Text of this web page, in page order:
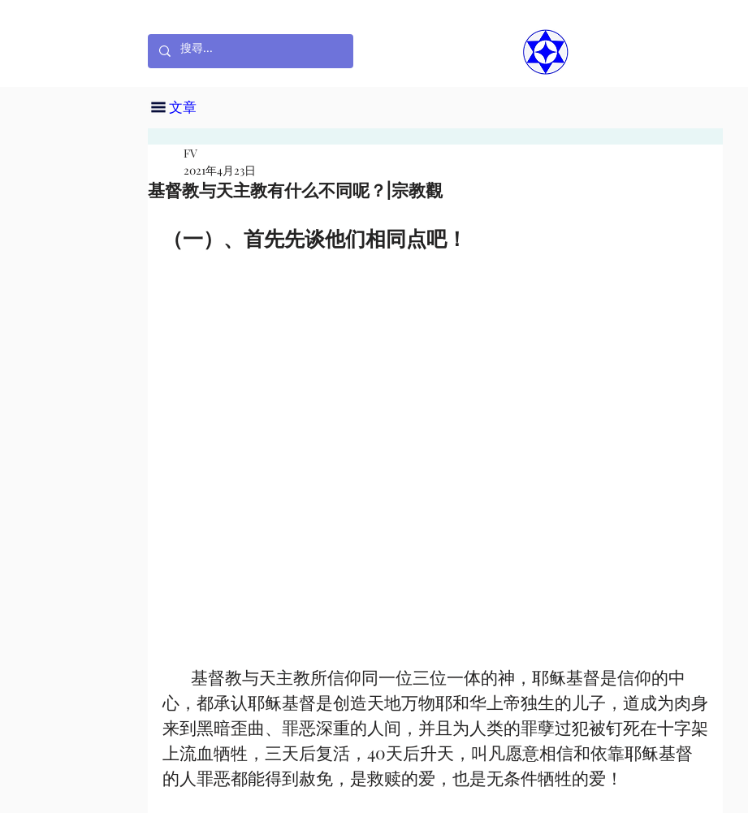
文章
基督教与天主教有什么不同呢？|宗教觀
FV
2021年4月23日
（一）、首先先谈他们相同点吧！
心，都承认耶稣基督是创造天地万物耶和华上帝独生的儿子，道成为肉身
来到黑暗歪曲、罪恶深重的人间，并且为人类的罪孽过犯被钉死在十字架
上流血牺牲，三天后复活，40天后升天，叫凡愿意相信和依靠耶稣基督
的人罪恶都能得到赦免，是救赎的爱，也是无条件牺牲的爱！